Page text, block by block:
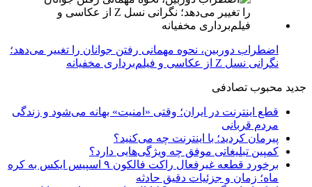
اضطراب دوربین، نحوه مهمانی رفتن جوانان را تغییر می‌دهد؛
نگرانی نسل Z از عکاسی و فیلم‌برداری مخفیانه
جدید محبوب تصادفی
قطع اینترنت در ایران؛ وقتی «امنیت» بهانه می‌شود و زندگی
مردم قربانی
پیرمان کردید؛ با اینترنت چه می‌کنید؟
کمپین تبلیغاتی موفق چه ویژگی‌هایی دارد؟
برخورد قطعه غیرفعال راکت فالکون ۹ اسپیس ایکس به کره
ماه؛ زمان و جزئیات دقیق حادثه